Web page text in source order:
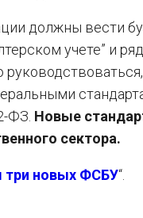
должны вести
учете” и
ФЗ. Новые
сектора.
новых ФСБУ“.